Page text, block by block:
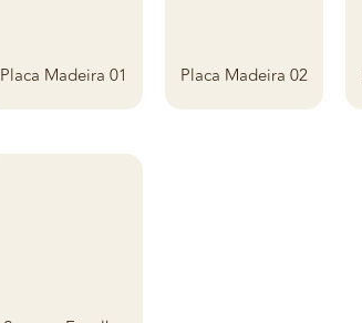
Placa Madeira 01 Placa Madeira 02